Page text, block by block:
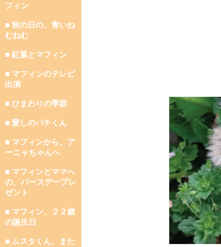
フィン
■ 秋の日の、青いね
むねむ
■ 紅葉とマフィン
■ マフィンのテレビ
出演
■ ひまわりの季節
■ 愛しのパチくん
■ マフィンから、ア
ーニャちゃんへ
■ マフィンとママへ
の、バースデープレ
ゼント
■ マフィン、２２歳
の誕生日
■ ムスタくん、また